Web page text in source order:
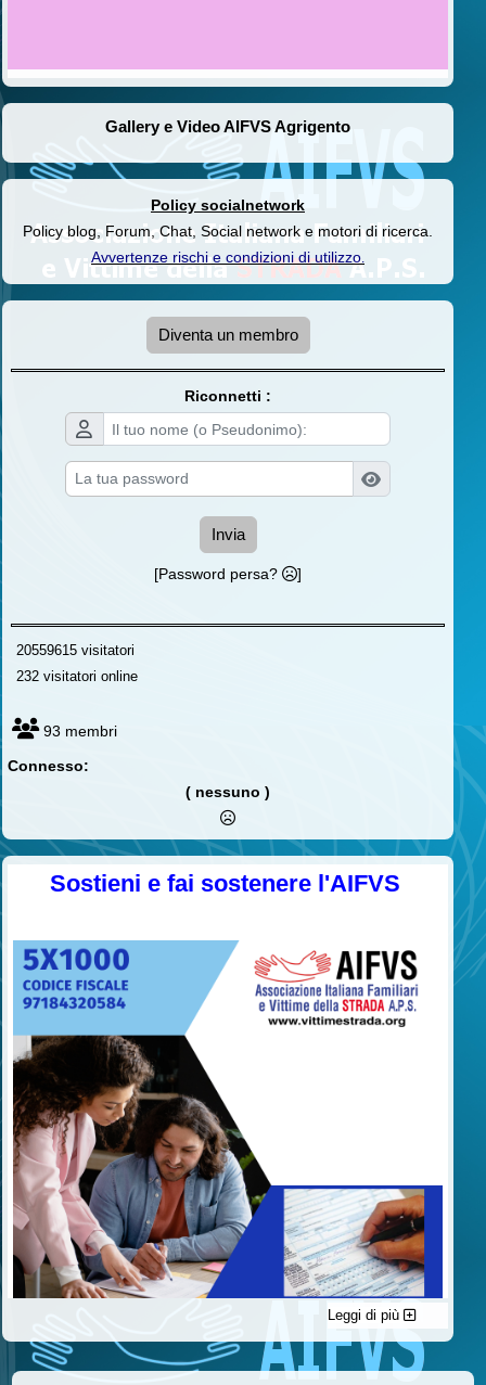
Gallery e Video AIFVS Agrigento
Policy socialnetwork
Policy blog, Forum, Chat, Social network e motori di ricerca.
Avvertenze rischi e condizioni di utilizzo.
Diventa un membro
Riconnetti :
Invia
[Password persa? ]
20559615 visitatori
232 visitatori online
93 membri
Connesso:
( nessuno )
Sostieni e fai sostenere l'AIFVS
C'è un modo di contribuire alle attività dell’A.I.F.V.S. a favore
delle vittime della strada e per dare giustizia ai superstiti ed ai
loro familiari che non costa nulla: devolvere il 5 per mille della
Leggi di più